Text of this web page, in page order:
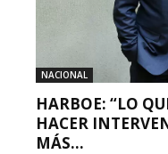
NACIONAL
HARBOE: “LO
HACER
MÁS...